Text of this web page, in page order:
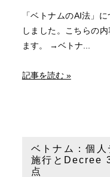
「ベトナムのAI法」
しました。こちらの
ます。 →ベトナ...
記事を読む »
ベトナム：個
施行とDecree
点